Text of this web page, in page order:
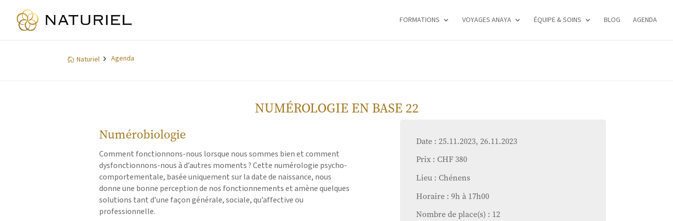
FORMATIONS VOYAGES ANAYA ÉQUIPE & SOINS BLOG AGENDA
 Naturiel 5 Agenda
NUMÉROLOGIE EN BASE 22
Numérobiologie
Comment fonctionnons-nous lorsque nous sommes bien et comment
dysfonctionnons-nous à d’autres moments ? Cette numérologie psycho-
comportementale, basée uniquement sur la date de naissance, nous
donne une bonne perception de nos fonctionnements et amène quelques
solutions tant d’une façon générale, sociale, qu’affective ou
professionnelle.
Date : 25.11.2023, 26.11.2023
Prix : CHF 380
Lieu : Chénens
Horaire : 9h à 17h00
Nombre de place(s) : 12